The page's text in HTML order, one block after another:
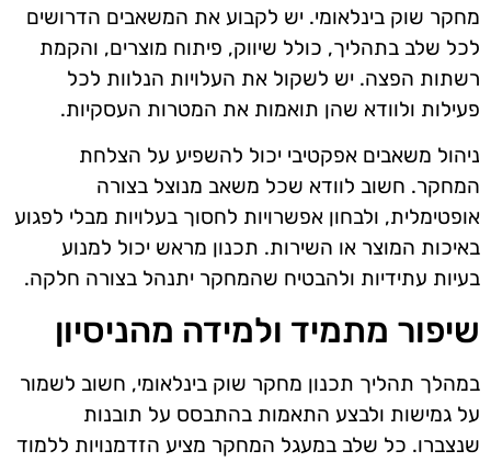
מחקר שוק בינלאומי. יש לקבוע את המשאבים הדרושים
לכל שלב בתהליך, כולל שיווק, פיתוח מוצרים, והקמת
רשתות הפצה. יש לשקול את העלויות הנלוות לכל
פעילות ולוודא שהן תואמות את המטרות העסקיות.
ניהול משאבים אפקטיבי יכול להשפיע על הצלחת
המחקר. חשוב לוודא שכל משאב מנוצל בצורה
אופטימלית, ולבחון אפשרויות לחסוך בעלויות מבלי לפגוע
באיכות המוצר או השירות. תכנון מראש יכול למנוע
בעיות עתידיות ולהבטיח שהמחקר יתנהל בצורה חלקה.
שיפור מתמיד ולמידה מהניסיון
במהלך תהליך תכנון מחקר שוק בינלאומי, חשוב לשמור
על גמישות ולבצע התאמות בהתבסס על תובנות
שנצברו. כל שלב במעגל המחקר מציע הזדמנויות ללמוד